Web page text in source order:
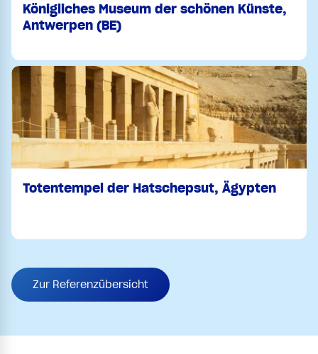
Königliches Museum der schönen Künste,
Antwerpen (BE)
Totentempel der Hatschepsut, Ägypten
Zur Referenzübersicht